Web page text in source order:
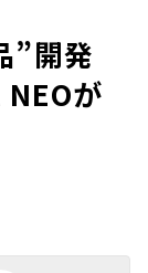
”開発
が